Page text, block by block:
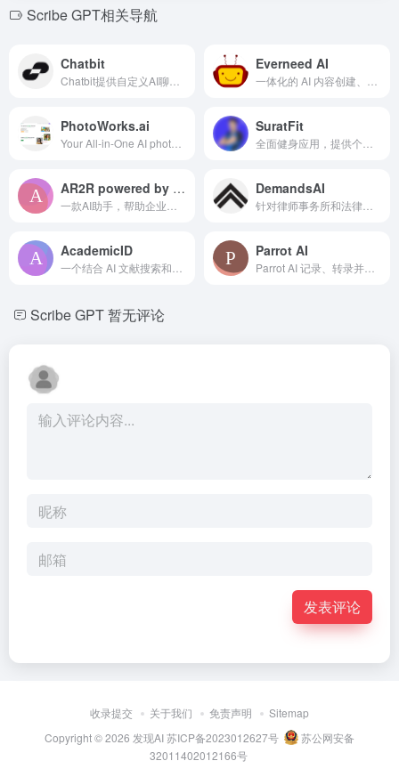
Scribe GPT相关导航
Chatbit Everneed AI
PhotoWorks.ai SuratFit
AR2R powered by SESSIONS DemandsAI
AcademicID Parrot AI
Scribe GPT暂无评论
发表评论
收录提交 关于我们 免责声明
Sitemap
Copyright © 2026 发现AI苏ICP备2023012627号
苏公网安备
32011402012166号